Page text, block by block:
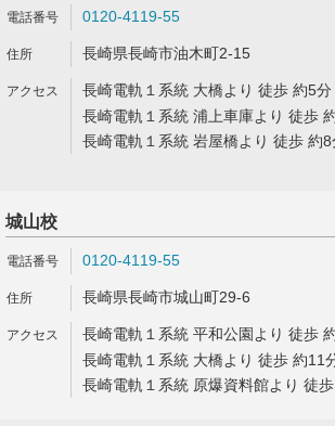
0120-4119-55
長崎県長崎市油木町2-15
長崎電軌１系統 大橋より 徒歩 約5分
長崎電軌１系統 浦上車庫より 徒歩
長崎電軌１系統 岩屋橋より 徒歩 約8
城山校
0120-4119-55
長崎県長崎市城山町29-6
長崎電軌１系統 平和公園より 徒歩
長崎電軌１系統 大橋より 徒歩 約11
長崎電軌１系統 原爆資料館より 徒